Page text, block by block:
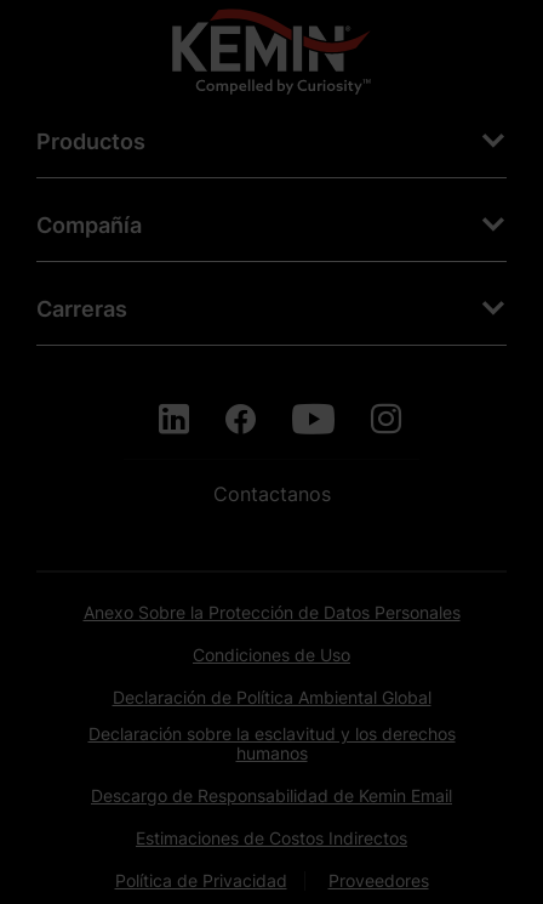
Productos
Compañía
Carreras
Contactanos
Anexo Sobre la Protección de Datos Personales
Condiciones de Uso
Declaración de Política Ambiental Global
Declaración sobre la esclavitud y los derechos
humanos
Descargo de Responsabilidad de Kemin Email
Estimaciones de Costos Indirectos
Política de Privacidad Proveedores